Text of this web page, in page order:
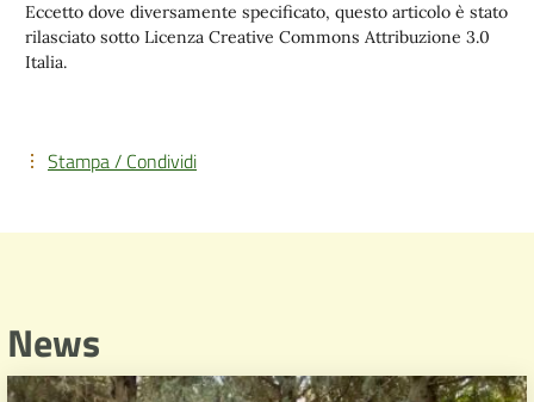
Eccetto dove diversamente specificato, questo articolo è stato
rilasciato sotto Licenza Creative Commons Attribuzione 3.0
Italia.
Stampa / Condividi
News